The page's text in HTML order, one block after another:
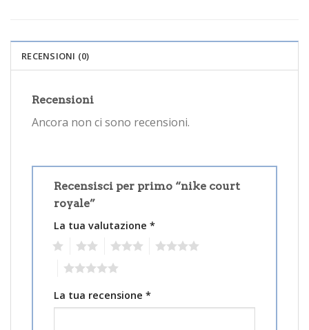
RECENSIONI (0)
Recensioni
Ancora non ci sono recensioni.
Recensisci per primo “nike court
royale”
La tua valutazione *
La tua recensione *